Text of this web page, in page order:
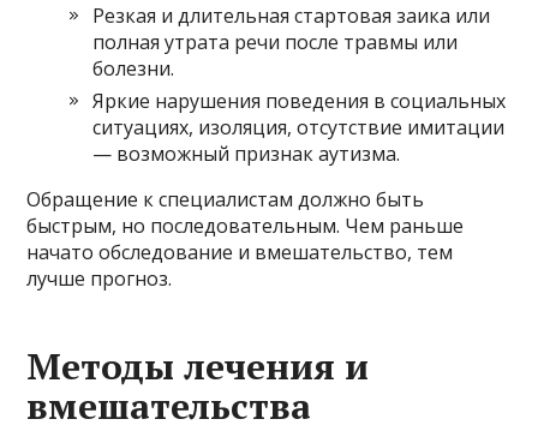
Резкая и длительная стартовая заика или
полная утрата речи после травмы или
болезни.
Яркие нарушения поведения в социальных
ситуациях, изоляция, отсутствие имитации
— возможный признак аутизма.
Обращение к специалистам должно быть
быстрым, но последовательным. Чем раньше
начато обследование и вмешательство, тем
лучше прогноз.
Методы лечения и
вмешательства